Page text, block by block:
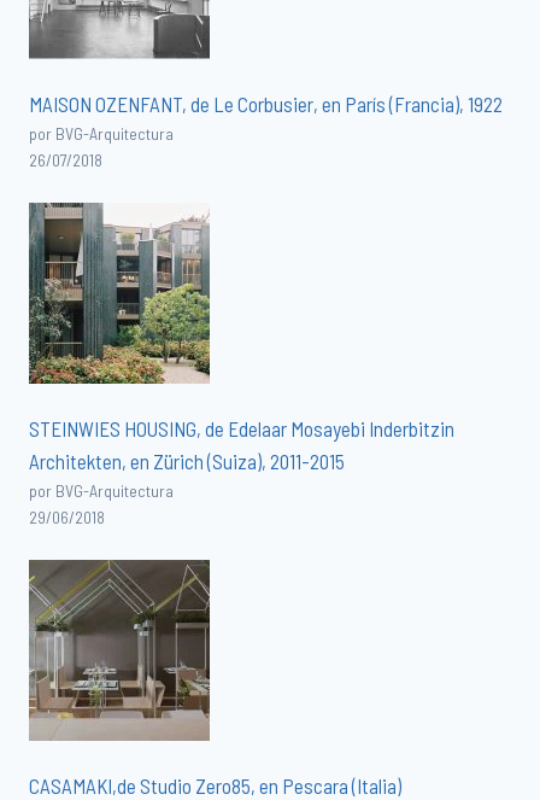
MAISON OZENFANT, de Le Corbusier, en París (Francia), 1922
por BVG-Arquitectura
26/07/2018
STEINWIES HOUSING, de Edelaar Mosayebi Inderbitzin
Architekten, en Zürich (Suiza), 2011-2015
por BVG-Arquitectura
29/06/2018
CASAMAKI,de Studio Zero85, en Pescara (Italia)